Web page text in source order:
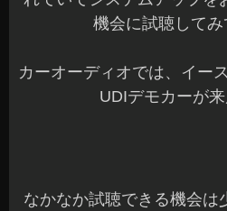
機会に試聴して
カーオーディオでは、イー
UDIデモカーが来
なかなか試聴できる機会は